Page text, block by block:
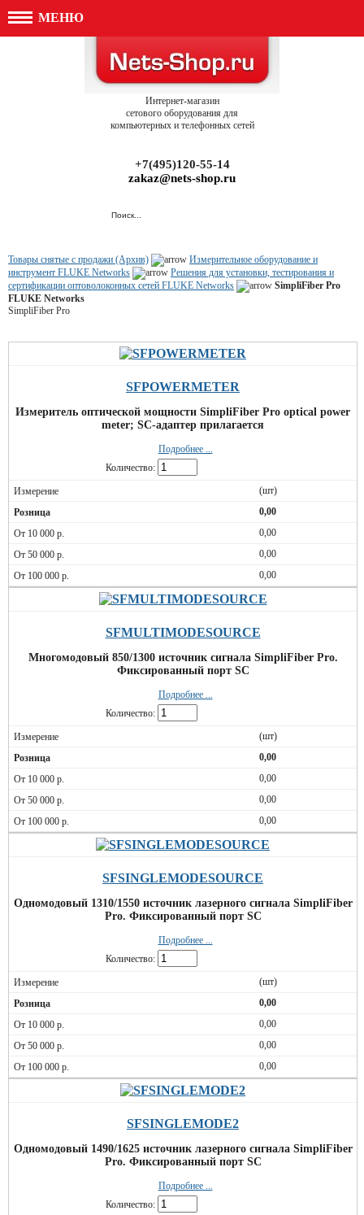
МЕНЮ
Интернет-магазин
сетового оборудования для
компьютерных и телефонных сетей
+7(495)120-55-14
zakaz@nets-shop.ru
Товары снятые с продажи (Архив)
Измерительное оборудование и
инструмент FLUKE Networks
Решения для установки, тестирования и
сертификации оптоволоконных сетей FLUKE Networks
SimpliFiber Pro
FLUKE Networks
SimpliFiber Pro
SFPOWERMETER
Измеритель оптической мощности SimpliFiber Pro optical power
meter; SC-адаптер прилагается
Подробнее ...
Количество:
(шт)
0,00
0,00
0,00
0,00
SFMULTIMODESOURCE
Многомодовый 850/1300 источник сигнала SimpliFiber Pro.
Фиксированный порт SC
Подробнее ...
Количество:
(шт)
0,00
0,00
0,00
0,00
SFSINGLEMODESOURCE
Одномодовый 1310/1550 источник лазерного сигнала SimpliFiber
Pro. Фиксированный порт SC
Подробнее ...
Количество:
(шт)
0,00
0,00
0,00
0,00
SFSINGLEMODE2
Одномодовый 1490/1625 источник лазерного сигнала SimpliFiber
Pro. Фиксированный порт SC
Подробнее ...
Количество: